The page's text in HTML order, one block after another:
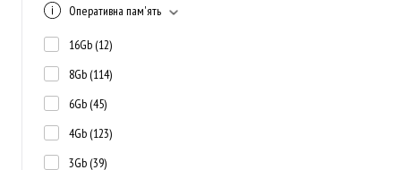
Оперативна пам'ять
16Gb (12)
8Gb (114)
6Gb (45)
4Gb (123)
3Gb (39)